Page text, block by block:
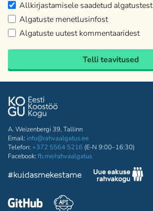
Allkirjastamisele saadetud algatustest
Algatuste menetlusinfost
Algatuste uutest kommentaaridest
Telli teavitused
A. Weizenbergi 39, Tallinn
Email: info@rahvaalgatus.ee
Telefon: +372 5564 5216 (E-N 9:00–16:30)
Facebook: fb.me/rahvaalgatus